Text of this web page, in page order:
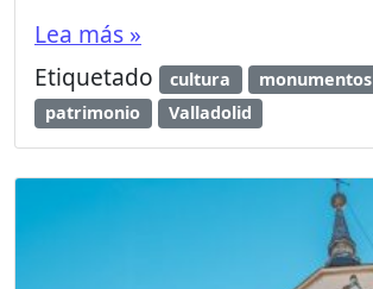
Lea más »
Etiquetado
cultura
monumentos
patrimonio
Valladolid